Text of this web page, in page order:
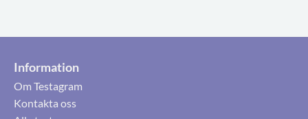
Information
Om Testagram
Kontakta oss